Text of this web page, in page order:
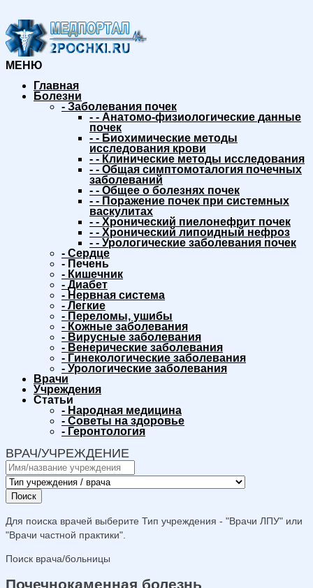
МЕНЮ
Главная
Болезни
- Заболевания почек
- - Анатомо-физиологические данные
почек
- - Биохимические методы
исследования крови
- - Клинические методы исследования
- - Общая симптомоталогия почечных
заболеваний
- - Общее о болезнях почек
- - Поражение почек при системных
васкулитах
- - Хронический пиелонефрит почек
- - Хронический липоидный нефроз
- - Урологические заболевания почек
- Сердце
- Печень
- Кишечник
- Диабет
- Нервная система
- Легкие
- Переломы, ушибы
- Кожные заболевания
- Вирусные заболевания
- Венерические заболевания
- Гинекологические заболевания
- Урологические заболевания
Врачи
Учреждения
Статьи
- Народная медицина
- Советы на здоровье
- Геронтология
ВРАЧ/УЧРЕЖДЕНИЕ
Поиск
Для поиска врачей выберите Тип учреждения - "Врачи ЛПУ" или
"Врачи частной практики".
Поиск врача/больницы
Почечнокаменная болезнь